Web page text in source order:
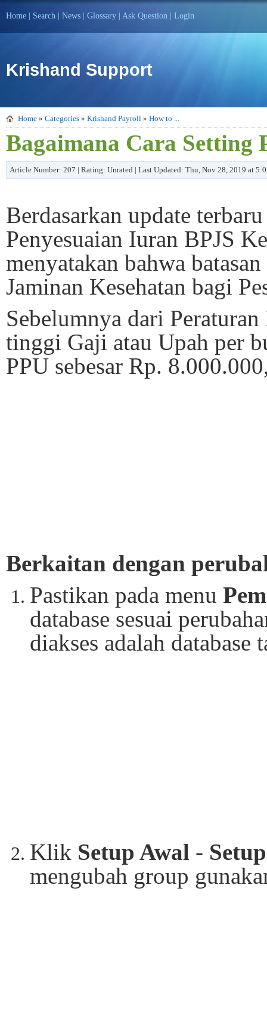
Home Search News Glossary Ask Question Login
Krishand Support
Home » Categories » Krishand Payroll » How to ...
Bagaimana Cara Setting
Article Number: 207 | Rating: Unrated | Last Updated: Thu, Nov 28, 2019 at
Berdasarkan update
Penyesuaian Iuran BPJS
menyatakan bahwa
Jaminan Kesehatan bagi
Sebelumnya dari
tinggi Gaji atau Upah per
PPU sebesar Rp.
Berkaitan dengan
Pastikan pada menu
database sesuai
diakses adalah
Klik Setup Awal -
mengubah group